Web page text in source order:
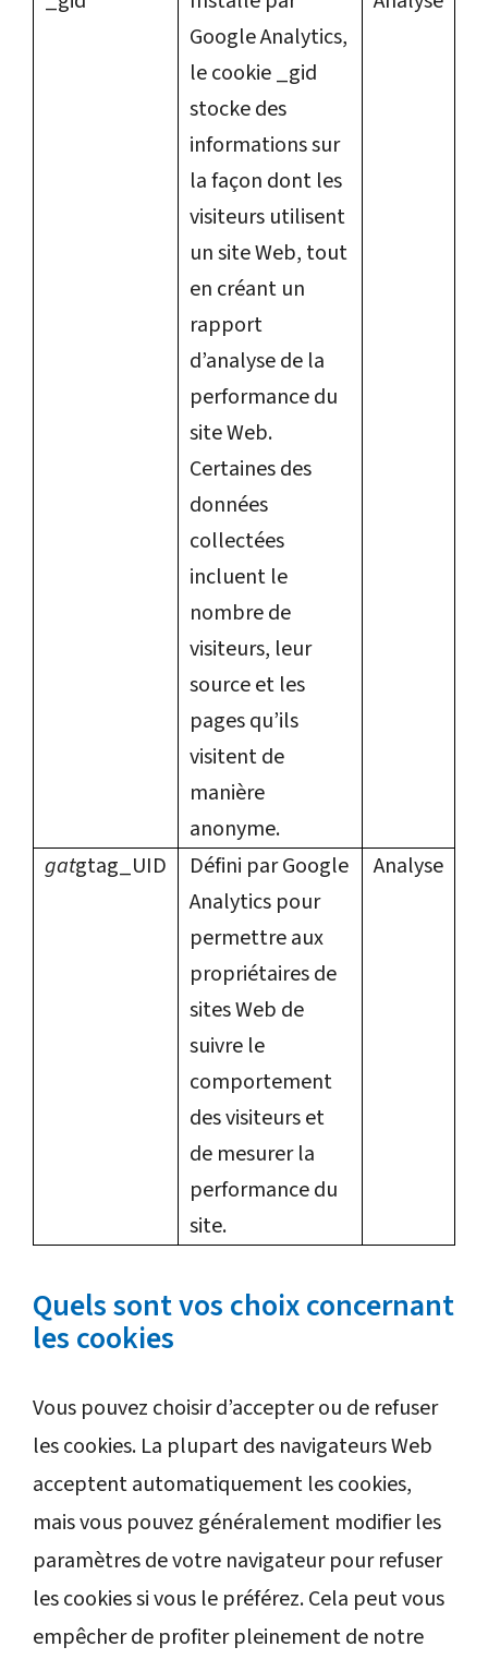
Google Analytics,
le cookie _gid
stocke des
informations sur
la façon dont les
visiteurs utilisent
un site Web, tout
en créant un
rapport
d’analyse de la
performance du
site Web.
Certaines des
données
collectées
incluent le
nombre de
visiteurs, leur
source et les
pages qu’ils
visitent de
manière
anonyme.
gatgtag_UID
Défini par Google
Analytics pour
permettre aux
propriétaires de
sites Web de
suivre le
comportement
des visiteurs et
de mesurer la
performance du
site.
Analyse
Quels sont vos choix concernant
les cookies
Vous pouvez choisir d’accepter ou de refuser
les cookies. La plupart des navigateurs Web
acceptent automatiquement les cookies,
mais vous pouvez généralement modifier les
paramètres de votre navigateur pour refuser
les cookies si vous le préférez. Cela peut vous
empêcher de profiter pleinement de notre